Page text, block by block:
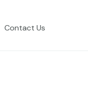
Contact Us